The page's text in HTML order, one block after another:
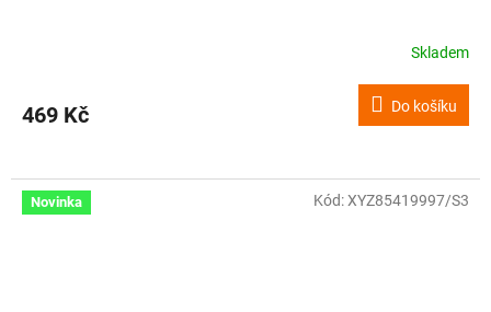
Skladem
469 Kč Do košíku
Novinka Kód:XYZ85419997/S3